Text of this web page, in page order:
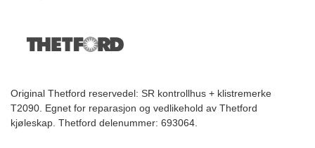
Original Thetford reservedel: SR kontrollhus + klistremerke
T2090. Egnet for reparasjon og vedlikehold av Thetford
kjøleskap. Thetford delenummer: 693064.